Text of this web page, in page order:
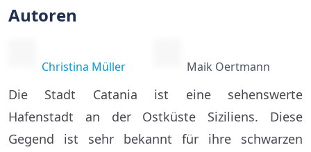
Autoren
Christina Müller Maik Oertmann
Die Stadt Catania ist eine sehenswerte
Hafenstadt an der Ostküste Siziliens. Diese
Gegend ist sehr bekannt für ihre schwarzen